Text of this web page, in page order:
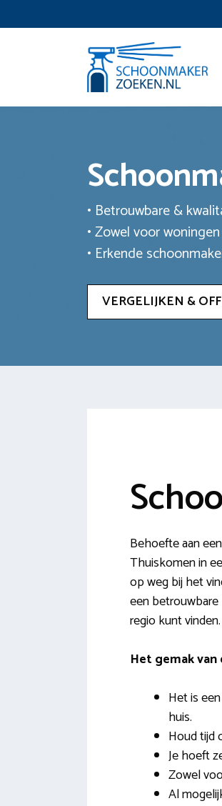
naar
• Betrouwbare &
• Zowel voor
• Erkende
VERGELIJKEN &
Behoefte aan
Thuiskomen in
op weg bij het
een
regio kunt
Het gemak
Het is
huis.
Houd tijd
Je hoeft
Zowel
Al